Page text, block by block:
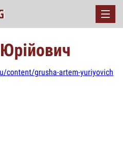
content/grusha-artem-yuriyovich